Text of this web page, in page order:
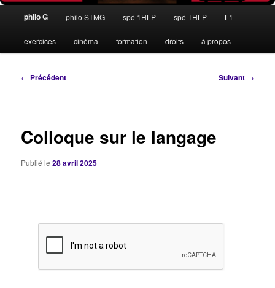
principal
philo G philo STMG spé 1HLP spé THLP L1
exercices cinéma formation droits à propos
Navigation
← Précédent Suivant →
Colloque sur le langage
Publié le28 avril 2025